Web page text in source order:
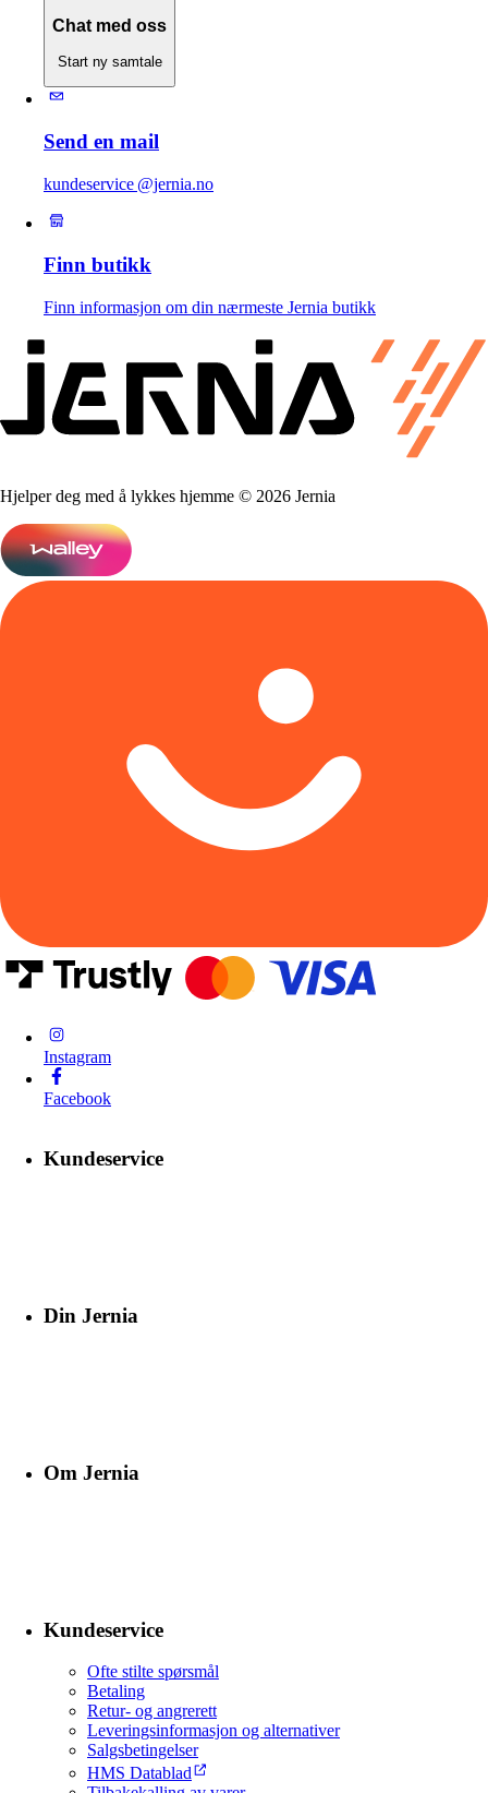
Chat med oss
Start ny samtale
Send en mail
kundeservice @jernia.no
Finn butikk
Finn informasjon om din nærmeste Jernia butikk
Hjelper deg med å lykkes hjemme © 2026 Jernia
Instagram
Facebook
Kundeservice
Din Jernia
Om Jernia
Kundeservice
Ofte stilte spørsmål
Betaling
Retur- og angrerett
Leveringsinformasjon og alternativer
Salgsbetingelser
HMS Datablad